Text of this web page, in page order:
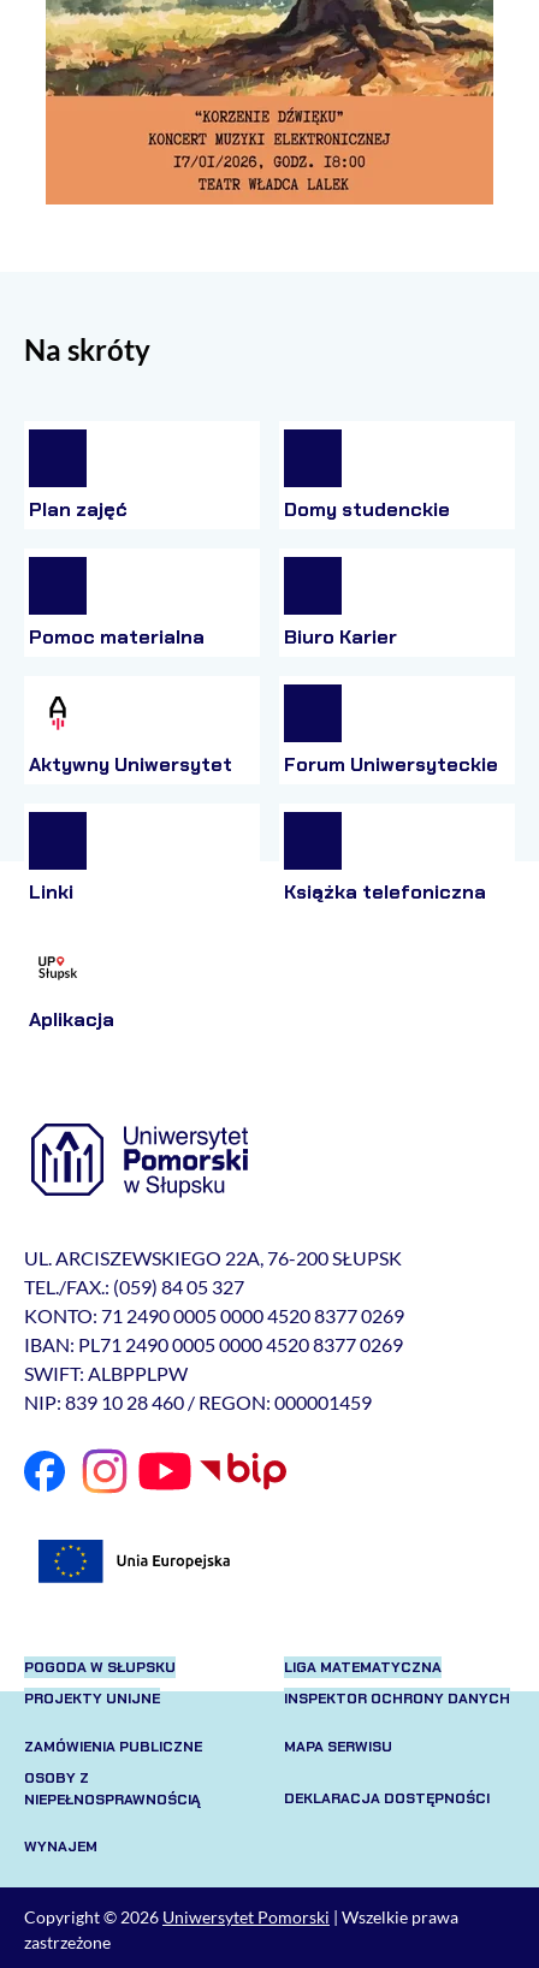
Na skróty
Plan zajęć Domy studenckie
Pomoc materialna Biuro Karier
Aktywny Uniwersytet Forum Uniwersyteckie
Linki Książka telefoniczna
Aplikacja
UL. ARCISZEWSKIEGO 22A, 76-200 SŁUPSK
TEL./FAX.: (059) 84 05 327
KONTO: 71 2490 0005 0000 4520 8377 0269
IBAN: PL71 2490 0005 0000 4520 8377 0269
SWIFT: ALBPPLPW
NIP: 839 10 28 460 / REGON: 000001459
POGODA W SŁUPSKU
PROJEKTY UNIJNE
LIGA MATEMATYCZNA
INSPEKTOR OCHRONY DANYCH
ZAMÓWIENIA PUBLICZNE
OSOBY Z
NIEPEŁNOSPRAWNOŚCIĄ
MAPA SERWISU
DEKLARACJA DOSTĘPNOŚCI
WYNAJEM
Copyright © 2026 Uniwersytet Pomorski | Wszelkie prawa
zastrzeżone